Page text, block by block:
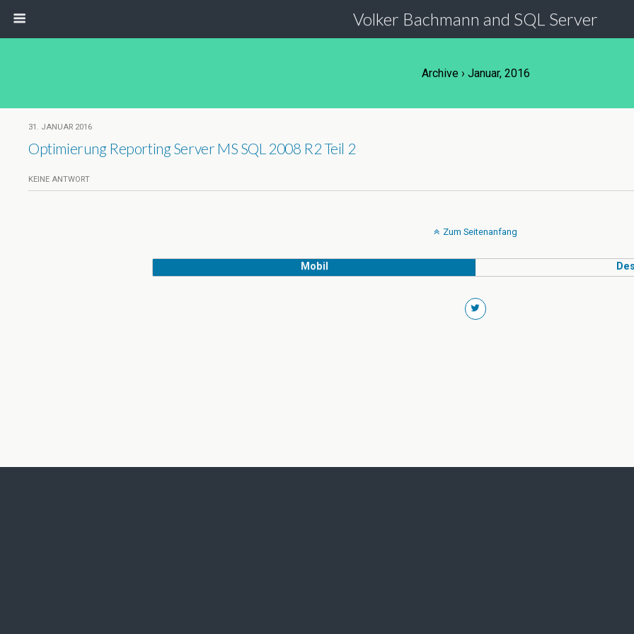
Volker Bachmann and SQL Server
Archive › Januar, 2016
31. JANUAR 2016
Optimierung Reporting Server MS SQL 2008 R2 Teil 2
KEINE ANTWORT
Zum Seitenanfang
Mobil